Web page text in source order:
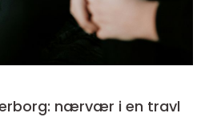
nærvær i en travl